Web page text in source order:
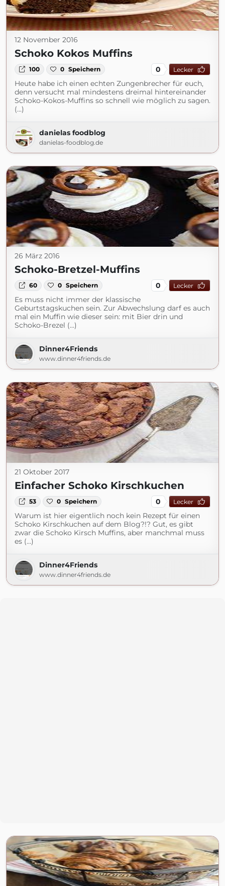
12 November 2016
Schoko Kokos Muffins
100 0 Speichern 0 Lecker
Heute habe ich einen echten Zungenbrecher für euch,
denn versucht mal mindestens dreimal hintereinander
Schoko-Kokos-Muffins so schnell wie möglich zu sagen.
(...)
danielas foodblog
danielas-foodblog.de
26 März 2016
Schoko-Bretzel-Muffins
60 0 Speichern 0 Lecker
Es muss nicht immer der klassische
Geburtstagskuchen sein. Zur Abwechslung darf es auch
mal ein Muffin wie dieser sein: mit Bier drin und
Schoko-Brezel (...)
Dinner4Friends
www.dinner4friends.de
21 Oktober 2017
Einfacher Schoko Kirschkuchen
53 0 Speichern 0 Lecker
Warum ist hier eigentlich noch kein Rezept für einen
Schoko Kirschkuchen auf dem Blog?!? Gut, es gibt
zwar die Schoko Kirsch Muffins, aber manchmal muss
es (...)
Dinner4Friends
www.dinner4friends.de